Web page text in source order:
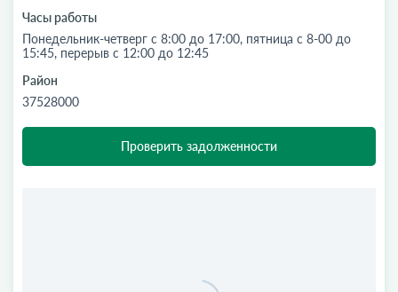
Часы работы
Понедельник-четверг с 8:00 до 17:00, пятница с 8-00 до
15:45, перерыв с 12:00 до 12:45
Район
37528000
Проверить задолженности